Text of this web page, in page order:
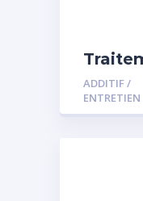
diesel
ADDITIF /
ENTRETIEN